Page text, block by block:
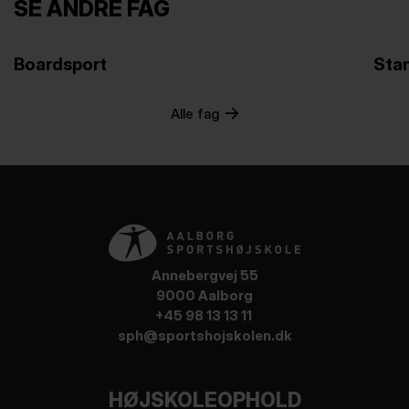
SE ANDRE FAG
Boardsport
Alle fag
Annebergvej 55
9000 Aalborg
+45 98 13 13 11
sph@sportshojskolen.dk
HØJSKOLEOPHOLD